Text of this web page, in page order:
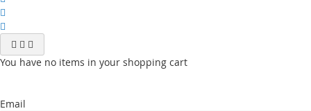
You have no items in your shopping cart
Email